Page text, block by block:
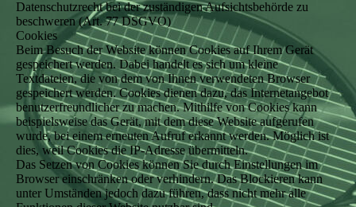
Datenschutzrecht bei der zuständigen Aufsichtsbehörde zu
beschweren (Art. 77 DSGVO)
Cookies
Beim Besuch der Website können Cookies auf Ihrem Gerät
gespeichert werden. Dabei handelt es sich um kleine
Textdateien, die von dem von Ihnen verwendeten Browser
gespeichert werden. Cookies dienen dazu, das Internetangebot
benutzerfreundlicher zu machen. Mithilfe von Cookies kann
beispielsweise das Gerät, mit dem diese Website aufgerufen
wurde, bei einem erneuten Aufruf erkannt werden. Möglich ist
dies, weil Cookies die IP-Adresse übermitteln.
Das Setzen von Cookies können Sie durch Einstellungen im
Browser einschränken oder verhindern. Das Blockieren kann
unter Umständen jedoch dazu führen, dass nicht mehr alle